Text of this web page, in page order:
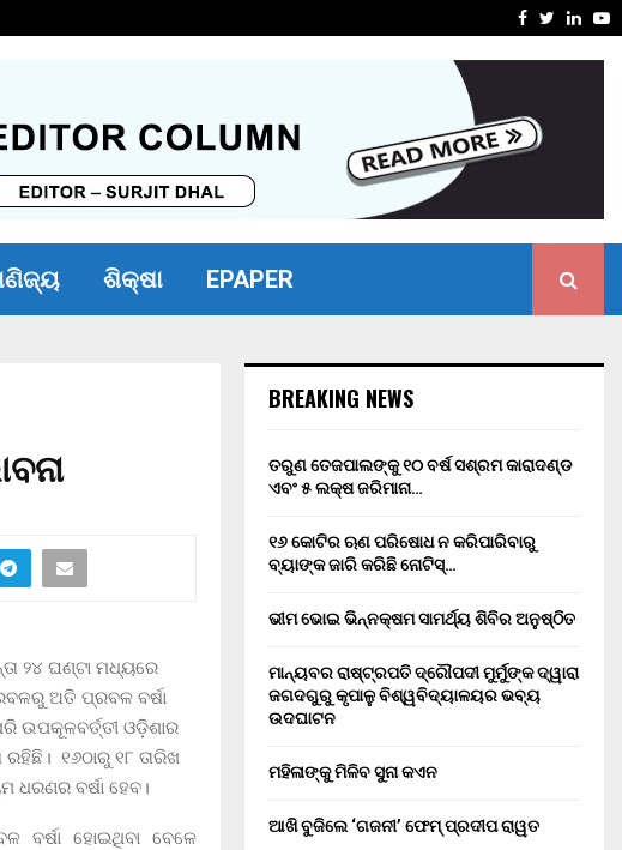
Facebook
Twitter
ଶିକ୍ଷା EPAPER
୨୪ ଘଣ୍ଟା ମଧ୍ୟରେ
ଅତି ପ୍ରବଳ ବର୍ଷା
ଉପକୂଳବର୍ତ୍ତୀ ଓଡ଼ିଶାର
୧୬ଠାରୁ ୧୮ ତାରିଖ
ଧରଣର ବର୍ଷା ହେବ।
ହୋଇଥିବା ବେଳେ
BREAKING NEWS
ତରୁଣ ତେଜପାଲଙ୍କୁ ୧୦ ବର୍ଷ ସଶ୍ରମ କାରାଦଣ୍ଡ
ଏବଂ ₹୫ ଲକ୍ଷ ଜରିମାନା…
୧୬ କୋଟିର ଋଣ ପରିଷୋଧ ନ କରିପାରିବାରୁ
ବ୍ୟାଙ୍କ ଜାରି କରିଛି ନୋଟିସ୍…
ଭୀମ ଭୋଇ ଭିନ୍ନକ୍ଷମ ସାମର୍ଥ୍ୟ ଶିବିର ଅନୁଷ୍ଠିତ
ମାନ୍ୟବର ରାଷ୍ଟ୍ରପତି ଦ୍ରୌପଦୀ ମୁର୍ମୁଙ୍କ ଦ୍ୱାରା
ଜଗଦଗୁରୁ କୃପାଳୁ ବିଶ୍ୱବିଦ୍ୟାଳୟର ଭବ୍ୟ
ଉଦଘାଟନ
ମହିଳାଙ୍କୁ ମିଳିବ ସୁନା କଏନ
ଆଖି ବୁଜିଲେ ‘ଗଜନୀ’ ଫେମ୍ ପ୍ରଦୀପ ରାୱତ